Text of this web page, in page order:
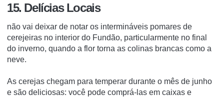
15. Delícias Locais
não vai deixar de notar os intermináveis pomares de
cerejeiras no interior do Fundão, particularmente no final
do inverno, quando a flor torna as colinas brancas como a
neve.
As cerejas chegam para temperar durante o mês de junho
e são deliciosas: você pode comprá-las em caixas e